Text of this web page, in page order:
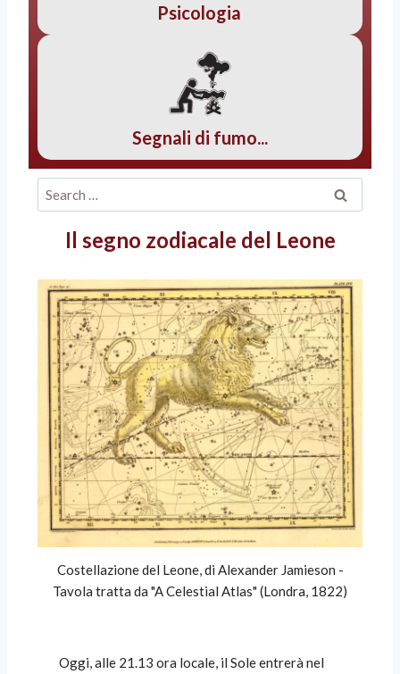
Psicologia
Segnali di fumo...
Il segno zodiacale del Leone
Costellazione del Leone, di Alexander Jamieson -
Tavola tratta da "A Celestial Atlas" (Londra, 1822)
Oggi, alle 21.13 ora locale, il Sole entrerà nel